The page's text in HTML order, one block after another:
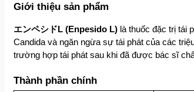
Giới thiệu sản phẩm
エンペシドL (Enpesido L) là thuốc đặc trị tái
Candida và ngăn ngừa sự tái phát của các
trường hợp tái phát sau khi đã được bác sĩ
Thành phần chính